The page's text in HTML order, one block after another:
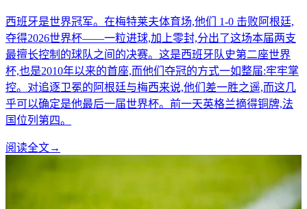
西班牙是世界冠军。在梅特莱夫体育场,他们 1-0 击败阿根廷,
夺得2026世界杯——一粒进球,加上零封,分出了这场本届两支
最擅长控制的球队之间的决赛。这是西班牙队史第二座世界
杯,也是2010年以来的首座,而他们夺冠的方式一如整届:牢牢掌
控。对追逐卫冕的阿根廷与梅西来说,他们差一胜之遥,而这几
乎可以确定是他最后一届世界杯。前一天英格兰摘得铜牌,法
国位列第四。
阅读全文→